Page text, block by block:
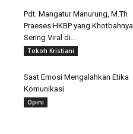
Pdt. Mangatur Manurung, M.Th
Praeses HKBP yang Khotbahnya
Sering Viral di...
Tokoh Kristiani
Saat Emosi Mengalahkan Etika
Komunikasi
Opini